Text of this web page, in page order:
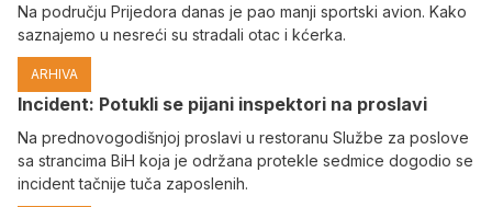
Na području Prijedora danas je pao manji sportski avion. Kako
saznajemo u nesreći su stradali otac i kćerka.
ARHIVA
Incident: Potukli se pijani inspektori na proslavi
Na prednovogodišnjoj proslavi u restoranu Službe za poslove
sa strancima BiH koja je održana protekle sedmice dogodio se
incident tačnije tuča zaposlenih.